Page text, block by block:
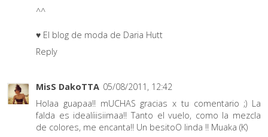
^^
♥ El blog de moda de Daria Hutt
Reply
MisS DakoTTA 05/08/2011, 12:42
Holaa guapaa!! mUCHAS gracias x tu comentario ;) La
falda es idealíiisiimaa!! Tanto el vuelo, como la mezcla
de colores, me encanta!! Un besitoO linda !! Muaka (K)